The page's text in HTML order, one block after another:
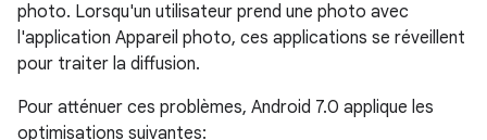
photo. Lorsqu'un utilisateur prend une photo avec
l'application Appareil photo, ces applications se réveillent
pour traiter la diffusion.
Pour atténuer ces problèmes, Android 7.0 applique les
optimisations suivantes: